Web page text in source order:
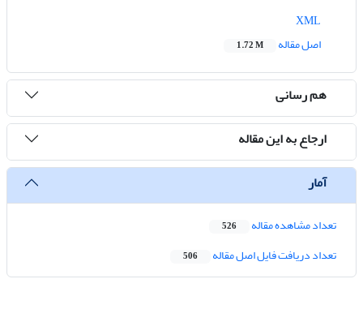
اصل مقاله
1.72 M
هم رسانی
ارجاع به این مقاله
آمار
تعداد مشاهده مقاله 526
تعداد دریافت فایل اصل مقاله 506